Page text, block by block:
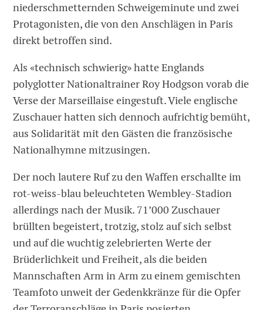
niederschmetternden Schweigeminute und zwei
Protagonisten, die von den Anschlägen in Paris
direkt betroffen sind.
Als «technisch schwierig» hatte Englands
polyglotter Nationaltrainer Roy Hodgson vorab die
Verse der Marseillaise eingestuft. Viele englische
Zuschauer hatten sich dennoch aufrichtig bemüht,
aus Solidarität mit den Gästen die französische
Nationalhymne mitzusingen.
Der noch lautere Ruf zu den Waffen erschallte im
rot-weiss-blau beleuchteten Wembley-Stadion
allerdings nach der Musik. 71’000 Zuschauer
brüllten begeistert, trotzig, stolz auf sich selbst
und auf die wuchtig zelebrierten Werte der
Brüderlichkeit und Freiheit, als die beiden
Mannschaften Arm in Arm zu einem gemischten
Teamfoto unweit der Gedenkkränze für die Opfer